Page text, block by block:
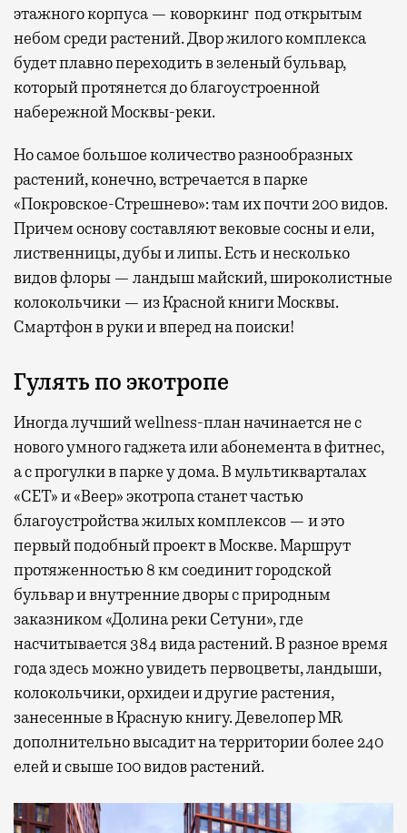
этажного корпуса — коворкинг под открытым
небом среди растений. Двор жилого комплекса
будет плавно переходить в зеленый бульвар,
который протянется до благоустроенной
набережной Москвы-реки.
Но самое большое количество разнообразных
растений, конечно, встречается в парке
«Покровское-Стрешнево»: там ихпочти 200 видов.
Причем основу составляют вековые сосны и ели,
лиственницы, дубы и липы. Есть и несколько
видов флоры — ландыш майский, широколистные
колокольчики — из Красной книги Москвы.
Смартфон в руки и вперед на поиски!
Гулять по экотропе
Иногда лучший wellness-план начинается не с
нового умного гаджета или абонемента в фитнес,
а с прогулки в парке у дома. В мультикварталах
«СЕТ» и «Веер» экотропа станет частью
благоустройства жилых комплексов — и это
первый подобный проект в Москве. Маршрут
протяженностью 8 км соединит городской
бульвар и внутренние дворы с природным
заказником «Долина реки Сетуни», где
насчитывается 384 вида растений. В разное время
года здесь можно увидеть первоцветы, ландыши,
колокольчики, орхидеи и другие растения,
занесенные в Красную книгу. Девелопер MR
дополнительно высадит на территории более 240
елей и свыше 100 видов растений.